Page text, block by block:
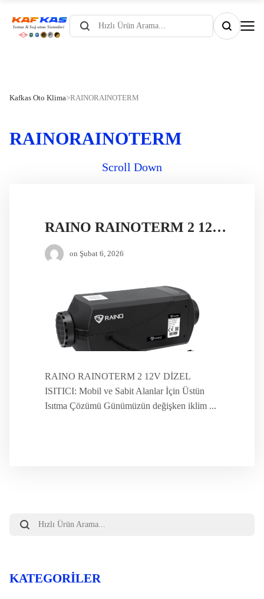
Products
search
Kafkas Oto Klima>RAINORAINOTERM
RAINORAINOTERM
Scroll Down
RAINO RAINOTERM 2 12V DİZEL ISITICI
on Şubat 6, 2026
RAINO RAINOTERM 2 12V DİZEL
ISITICI: Mobil ve Sabit Alanlar İçin Üstün
Isıtma Çözümü Günümüzün değişken iklim ...
search
KATEGORILER